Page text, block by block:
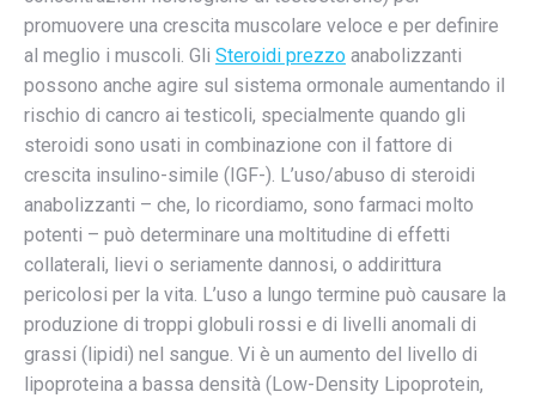
promuovere una crescita muscolare veloce e per definire
al meglio i muscoli. Gli Steroidi prezzo anabolizzanti
possono anche agire sul sistema ormonale aumentando il
rischio di cancro ai testicoli, specialmente quando gli
steroidi sono usati in combinazione con il fattore di
crescita insulino-simile (IGF-). L’uso/abuso di steroidi
anabolizzanti – che, lo ricordiamo, sono farmaci molto
potenti – può determinare una moltitudine di effetti
collaterali, lievi o seriamente dannosi, o addirittura
pericolosi per la vita. L’uso a lungo termine può causare la
produzione di troppi globuli rossi e di livelli anomali di
grassi (lipidi) nel sangue. Vi è un aumento del livello di
lipoproteina a bassa densità (Low-Density Lipoprotein,